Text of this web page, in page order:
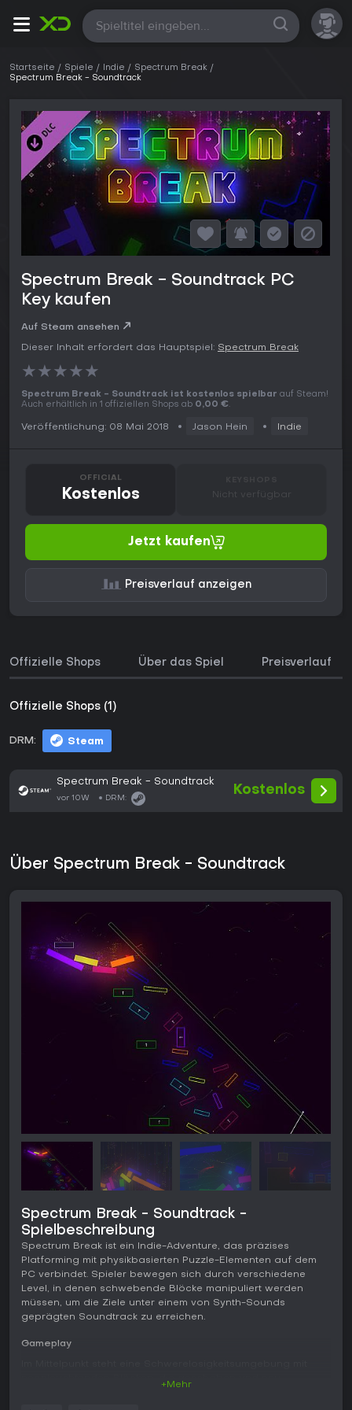
Alle
Startseite Spiele Indie
Spectrum Break
Spectrum Break - Soundtrack
Spectrum Break - Soundtrack PC
Key kaufen
Auf Steam ansehen
Dieser Inhalt erfordert das Hauptspiel: Spectrum Break
★★★★★
Spectrum Break - Soundtrack ist kostenlos spielbar auf Steam!
Auch erhältlich in 1 offiziellen Shops ab 0,00 €.
Veröffentlichung: 08 Mai 2018 Jason Hein Indie
OFFICIAL
Kostenlos Nicht verfügbar
Jetzt kaufen
Preisverlauf anzeigen
Offizielle Shops Über das Spiel Preisverlauf
Offizielle Shops (1)
DRM: Steam
Spectrum Break - Soundtrack
vor 10W DRM:
Kostenlos
Über Spectrum Break - Soundtrack
Spectrum Break - Soundtrack -
Spielbeschreibung
Spectrum Break ist ein Indie-Adventure, das präzises
Platforming mit physikbasierten Puzzle-Elementen auf dem
PC verbindet. Spieler bewegen sich durch verschiedene
Level, in denen schwebende Blöcke manipuliert werden
müssen, um die Ziele unter einem von Synth-Sounds
geprägten Soundtrack zu erreichen.
Gameplay
+Mehr